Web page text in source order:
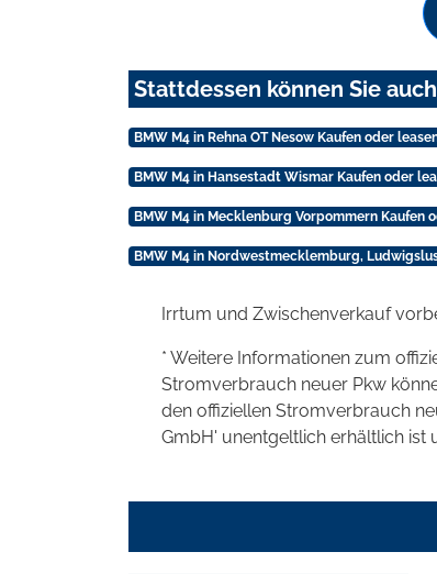
Stattdessen können Sie
BMW M4 in Rehna OT Nesow Kaufen oder
BMW M4 in Hansestadt Wismar Kaufen oder
BMW M4 in Mecklenburg Vorpommern Kaufen
BMW M4 in Nordwestmecklemburg,
Irrtum und Zwischenverkauf
* Weitere Informationen zum
Stromverbrauch neuer Pkw
den offiziellen Stromverbrauch
GmbH' unentgeltlich erhältlich ist